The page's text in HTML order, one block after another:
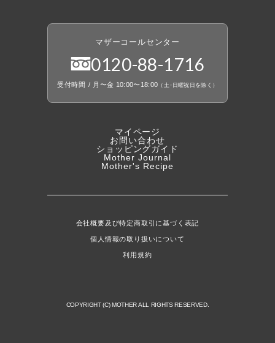
マイページ
お問い合わせ
ショッピングガイド
Mother Journal
Mother's Recipe
マザーコールセンター
0120-88-1716
受付時間 / 月〜金 10:00〜18:00 （ 土・ 日曜祝日を除く）
会社概要及び特定商取引に基づく表記
個人情報の取り扱いについて
利用規約
COPYRIGHT (C) MOTHER ALL RIGHTS RESERVED.